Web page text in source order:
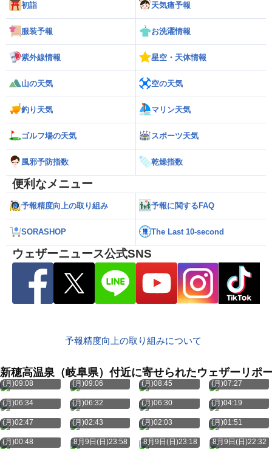
初詣 天気痛予報
服装予報 お洗濯情報
紫外線情報 星空・天体情報
山の天気 空の天気
釣り天気 マリン天気
ゴルフ場の天気 スポーツ天気
風邪予防指数 乾燥指数
便利なメニュー
予報精度向上の取り組み 予報に関するFAQ
SORASHOP The Last 10-second
ウェザーニュース公式SNS
予報精度向上の取り組みについて
新穂高温泉（岐阜県）付近に寄せられたウェザーリポ
8月10日
(月)09:08
8月10日
(月)09:06
8月10日
(月)08:45
8月10日
(月)07:27
8月10日
(月)06:34
8月10日
(月)06:32
8月10日
(月)06:30
8月10日
(月)04:19
8月10日
(月)02:47
8月10日
(月)02:43
8月10日
(月)02:03
8月10日
(月)01:51
8月10日
(月)00:48
8月9日(日)23:58 8月9日(日)23:18 8月9日(日)22:32